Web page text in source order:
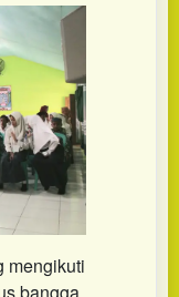
mengikuti